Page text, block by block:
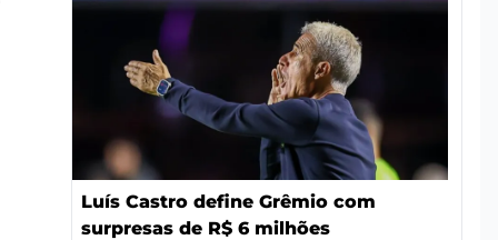
Luís Castro define Grêmio com
surpresas de R$ 6 milhões